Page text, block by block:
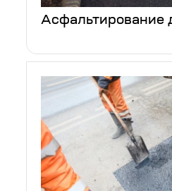
Асфальтирование